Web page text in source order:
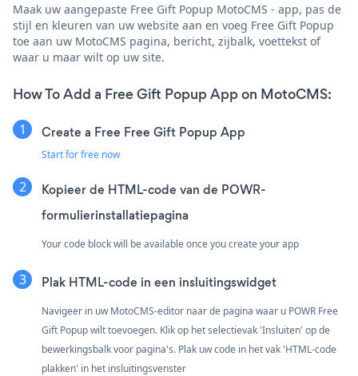
Maak uw aangepaste Free Gift Popup MotoCMS - app, pas de
stijl en kleuren van uw website aan en voeg Free Gift Popup
toe aan uw MotoCMS pagina, bericht, zijbalk, voettekst of
waar u maar wilt op uw site.
How To Add a Free Gift Popup App on MotoCMS:
Create a Free Free Gift Popup App
Start for free now
Kopieer de HTML-code van de POWR-
formulierinstallatiepagina
Your code block will be available once you create your app
Plak HTML-code in een insluitingswidget
Navigeer in uw MotoCMS-editor naar de pagina waar u POWR Free
Gift Popup wilt toevoegen. Klik op het selectievak 'Insluiten' op de
bewerkingsbalk voor pagina's. Plak uw code in het vak 'HTML-code
plakken' in het insluitingsvenster